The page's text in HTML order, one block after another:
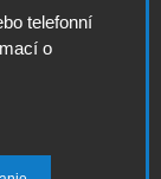
telefonní
o